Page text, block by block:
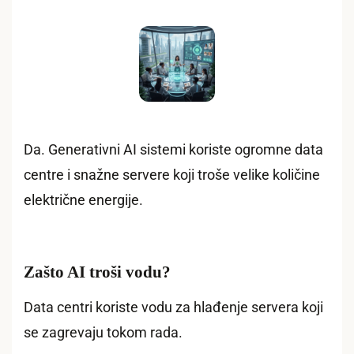
Da. Generativni AI sistemi koriste ogromne data
centre i snažne servere koji troše velike količine
električne energije.
Zašto AI troši vodu?
Data centri koriste vodu za hlađenje servera koji
se zagrevaju tokom rada.